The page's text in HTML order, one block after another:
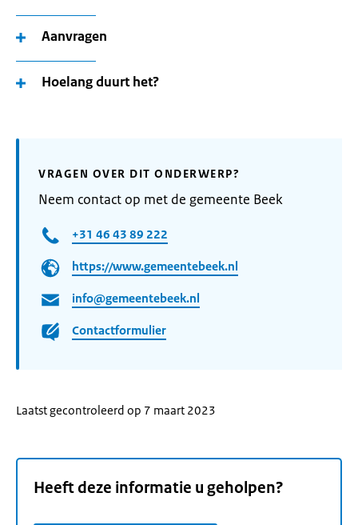
Aanvragen
Hoelang duurt het?
VRAGEN OVER DIT ONDERWERP?
Neem contact op met de gemeente Beek
+31 46 43 89 222
https://www.gemeentebeek.nl
info@gemeentebeek.nl
Contactformulier
Laatst gecontroleerd op 7 maart 2023
Heeft deze informatie u geholpen?